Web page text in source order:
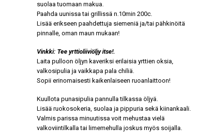
suolaa tuomaan makua.
Paahda uunissa tai grillissä n.10min 200c.
Lisää erikseen paahdettuja siemeniä ja/tai pähkinöitä
pinnalle, oman maun mukaan!
Vinkki: Tee yrttioliiviöljy itse!.
Laita pulloon öljyn kaveriksi erilaisia yrttien oksia,
valkosipulia ja vaikkapa pala chiliä.
Sopii erinomaisesti kaikenlaiseen ruoanlaittoon!
Kuullota punasipulia pannulla tilkassa öljyä.
Lisää ruokosokeria, suolaa ja pippuria sekä kiinankaali.
Valmis parissa minuutissa voit mehustaa vielä
valkoviintilkalla tai limemehulla joskus myös soijalla.